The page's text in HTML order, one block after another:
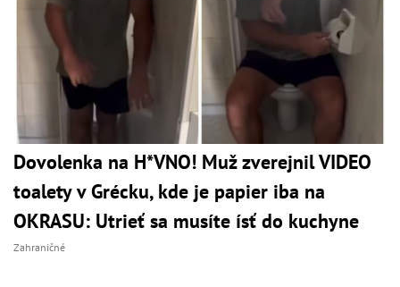
Dovolenka na H*VNO! Muž zverejnil VIDEO
toalety v Grécku, kde je papier iba na
OKRASU: Utrieť sa musíte ísť do kuchyne
Zahraničné